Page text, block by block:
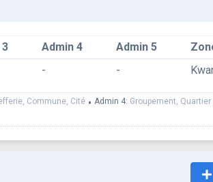
Admin 4 Admin 5
- -
Commune, Cité • Admin 4: Groupement, Quartier